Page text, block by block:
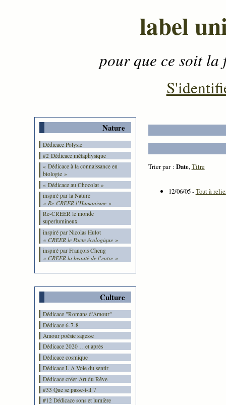
label
pour que ce soit
Nature
Dédicace Polysie
#2 Dédicace métaphysique
« Dédicace à la connaissance en
biologie »
« Dédicace au Chocolat »
inspiré par la Nature
« Re-CREER l’Humanisme »
Re-CREER le monde
superlumineux
inspiré par Nicolas Hulot
« CREER le Pacte écologique »
inspiré par François Cheng
« CREER la beauté de l’entre »
Culture
Dédicace "Romans d'Amour"
Dédicace 6-7-8
Amour poésie sagesse
Dédicace 2020 …et après
Dédicace cosmique
Dédicace L A Voie du sentir
Dédicace créer Art du Rêve
#33 Que se passe-t-il ?
#12 Dédicace sons et lumière
Trier par : Date,Titre
12/06/05 -Tout à